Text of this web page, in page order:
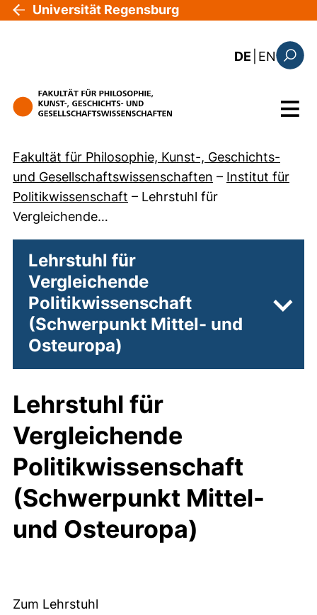
Direkt zum Inhalt
Universität Regensburg
DE EN: this
Menü
Fakultät für Philosophie, Kunst-, Geschichts-
und Gesellschaftswissenschaften – Institut für
Politikwissenschaft – Lehrstuhl für
Vergleichende…
Lehrstuhl für
Vergleichende
Politikwissenschaft
(Schwerpunkt Mittel- und
Osteuropa)
Lehrstuhl für
Vergleichende
Politikwissenschaft
(Schwerpunkt Mittel-
und Osteuropa)
Zum Lehrstuhl